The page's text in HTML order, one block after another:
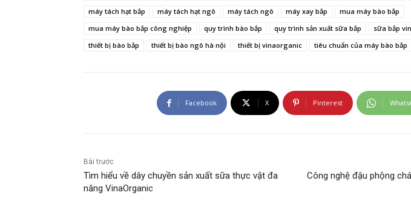
máy tách hạt bắp
máy tách hạt ngô máy tách ngô máy xay bắp
mua máy bào bắp
mua máy bào bắp công nghiệp
quy trình bào bắp quy trình sản xuất sữa bắp
sữa bắp
thiết bị bào bắp
thiết bị bào ngô hà nội thiết bị vinaorganic tiêu chuẩn của máy bào bắp
Facebook X Pinterest
Bài trước
Tìm hiểu về dây chuyền sản xuất sữa thực vật đa
năng VinaOrganic
Công nghệ đậu phộng